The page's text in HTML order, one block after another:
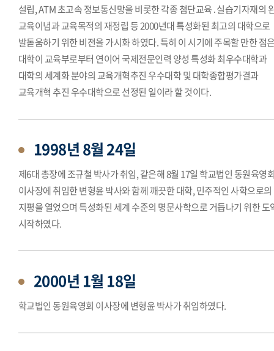
설립, ATM 초고속 정보통신망을 비롯한 각종 첨단교육․실습기자재의
교육이념과 교육목적의 재정립 등 2000년대 특성화된 최고의 대학으로
발돋움하기 위한 비전을 가시화 하였다. 특히 이 시기에 주목할 만한 점
대학이 교육부로부터 연이어 국제전문인력 양성 특성화 최우수대학과
대학의 세계화 분야의 교육개혁추진 우수대학 및 대학종합평가결과
교육개혁 추진 우수대학으로 선정된 일이라 할 것이다.
1998년 8월 24일
제6대 총장에 조규철 박사가 취임, 같은해 8월 17일 학교법인 동원육영
이사장에 취임한 변형윤 박사와 함께 깨끗한 대학, 민주적인 사학으로의
지평을 열었으며 특성화된 세계 수준의 명문사학으로 거듭나기 위한 도
시작하였다.
2000년 1월 18일
학교법인 동원육영회 이사장에 변형윤 박사가 취임하였다.